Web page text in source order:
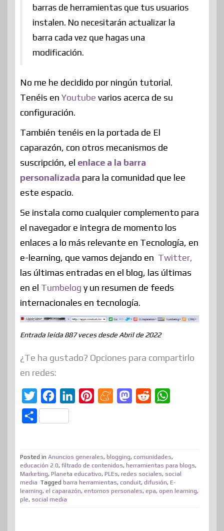
barras de herramientas que tus usuarios
instalen. No necesitarán actualizar la
barra cada vez que hagas una
modificación.
No me he decidido por ningún tutorial.
Tenéis en Youtube varios acerca de su
configuración.
También tenéis en la portada de El
caparazón, con otros mecanismos de
suscripción, el enlace a la barra
personalizada para la comunidad que lee
este espacio.
Se instala como cualquier complemento para
el navegador e integra de momento los
enlaces a lo más relevante en Tecnología, en
e-learning, que vamos dejando en Twitter,
las últimas entradas en el blog, las últimas
en el Tumbelog y un resumen de feeds
internacionales en tecnología.
Entrada leída 887 veces desde Abril de 2022
¿Te ha gustado? Opciones para compartirlo
en redes:
w
t
e
a
c
b
o
o
k
e
d
I
e
r
e
M
a
m
e
M
o
d
o
i
t
s
A
p
C
p
a
r
Posted in Anuncios generales, blogging, comunidades,
educación 2.0, filtrado de contenidos, herramientas para blogs,
Marketing, Planeta educativo, PLEs, redes sociales, social
media Tagged barra herramientas, conduit, difusión, E-
learning, el caparazón, entornos personales, epa, open learning,
ple, social media